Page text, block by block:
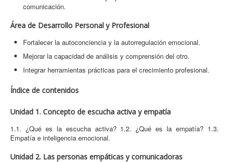
comunicación.
Área de Desarrollo Personal y Profesional
Fortalecer la autoconciencia y la autorregulación emocional.
Mejorar la capacidad de análisis y comprensión del otro.
Integrar herramientas prácticas para el crecimiento profesional.
Índice de contenidos
Unidad 1. Concepto de escucha activa y empatía
1.1. ¿Qué es la escucha activa? 1.2. ¿Qué es la empatía? 1.3.
Empatía e inteligencia emocional.
Unidad 2. Las personas empáticas y comunicadoras